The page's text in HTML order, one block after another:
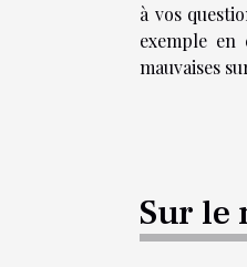
à vos
exemple
mauvaises
Sur le